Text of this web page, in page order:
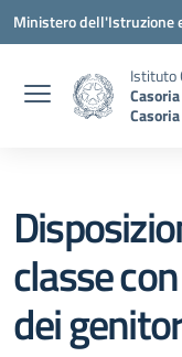
Vai ai contenuti
Vai al menu di navigazione
Vai al footer
Ministero dell'Istruzione
Istituto
Casoria
classe
dei